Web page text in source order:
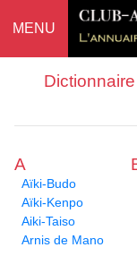
MENU
A
Aïki-Budo
Aïki-Kenpo
Aiki-Taiso
Arnis de Mano